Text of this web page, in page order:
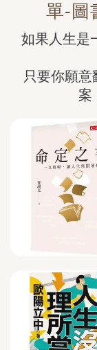
單-圖
如果人生是
只要你願
案